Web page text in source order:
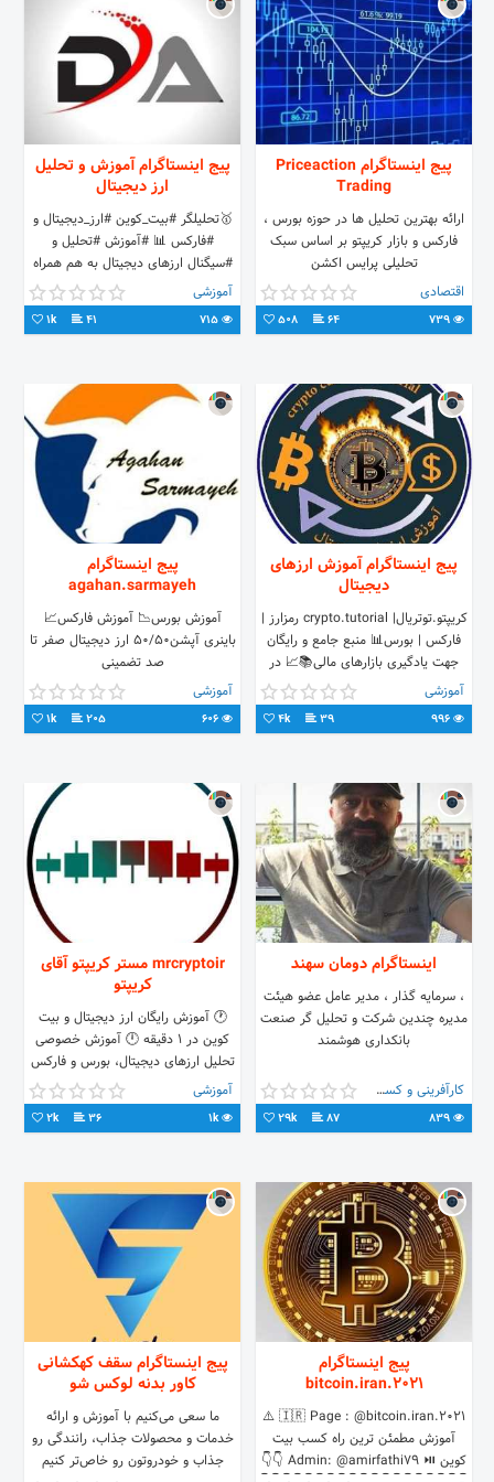
اینستاگرام: ib_boursology
پیج اینستاگرام Priceaction
Trading
ارائه بهترین تحلیل ها در حوزه بورس ،
فارکس و بازار کریپتو بر اساس سبک
تحلیلی پرایس اکشن
اقتصادی
64
508
پیج اینستاگرام آموزش و تحلیل
ارز دیجیتال
🥇تحلیلگر #بیت_کوین #ارز_دیجیتال و
#فارکس 📊 #آموزش #تحلیل و
#سیگنال ارزهای دیجیتال به هم همراه
#فاندامنتال
آموزشی
41
1k
پیج اینستاگرام آموزش ارزهای
دیجیتال
کریپتو.توتریال| crypto.tutorial رمزارز |
فارکس | بورس📊 منبع جامع و رایگان
جهت یادگیری بازارهای مالی📚📈 در
این پیج آموزش های رایگان و کامل
رمزارزها از صفر تا 100 آموزش داده می
شود. از مفاهیم اولیه تا تحلیل های
آموزشی
39
4k
پیج اینستاگرام
agahan.sarmayeh
آموزش بورس📉 آموزش فاركس📈
باينرى آپشن٥٠/٥٠ ارز ديجيتال صفر تا
صد تضمينى
آموزشی
205
1k
اینستاگرام دومان سهند
، سرمایه گذار ، مدیر عامل عضو هیئت
مدیره چندین شرکت و تحلیل گر صنعت
بانکداری هوشمند
کارآفرینی و کسب و کار
87
29k
mrcryptoir مستر کریپتو آقای
کریپتو
🕐 آموزش رایگان ارز دیجیتال و بیت
کوین در ۱ دقیقه 🕛 آموزش خصوصی
تحلیل ارزهای دیجیتال، بورس و فارکس
توسط اساتید دکتری مدیریت آموزشی
فروش ربات سیگنال دهی
آموزشی
1k
36
2k
پیج اینستاگرام
bitcoin.iran.2021
🇮🇷 Page : @bitcoin.iran.2021 ⚠️
آموزش مطمئن ترین راه کسب بیت
کوین ⏯ Admin: @amirfathi79 👇👇
پیج اینستاگرام سقف کهکشانی
کاور بدنه لوکس شو
ما سعی می‌کنیم با آموزش و ارائه
خدمات و محصولات جذاب، رانندگی‌ رو
جذاب و خودرو‌تون رو خاص‌تر کنیم